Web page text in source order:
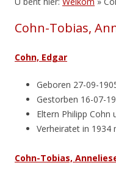
Cohn-Tobias,
Cohn, Edgar
Geboren 27-09-
Gestorben 16-07-
Eltern Philipp Cohn
Verheiratet in 1934
Cohn-Tobias,